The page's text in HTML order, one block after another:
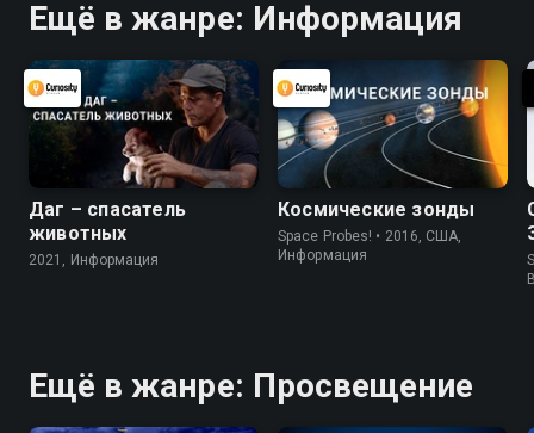
Ещё в жанре: Информация
Даг – спасатель
животных
2021, Информация
Космические зонды
Space Probes! • 2016, США,
Информация
Ещё в жанре: Просвещение